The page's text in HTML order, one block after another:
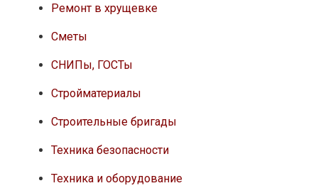
Ремонт в хрущевке
Сметы
СНИПы, ГОСТы
Стройматериалы
Строительные бригады
Техника безопасности
Техника и оборудование